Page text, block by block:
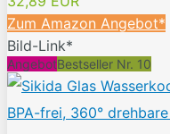
Zum Amazon Angebot*
Bild-Link*
AngebotBestseller Nr. 10